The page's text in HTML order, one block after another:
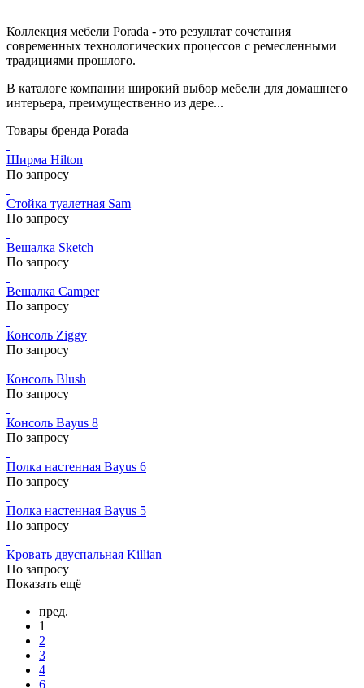
Коллекция мебели Porada - это результат сочетания
современных технологических процессов с ремесленными
традициями прошлого.
В каталоге компании широкий выбор мебели для домашнего
интерьера, преимущественно из дере...
Товары бренда Porada
Ширма Hilton
По запросу
Стойка туалетная Sam
По запросу
Вешалка Sketch
По запросу
Вешалка Camper
По запросу
Консоль Ziggy
По запросу
Консоль Blush
По запросу
Консоль Bayus 8
По запросу
Полка настенная Bayus 6
По запросу
Полка настенная Bayus 5
По запросу
Кровать двуспальная Killian
По запросу
Показать ещё
пред.
1
2
3
4
6